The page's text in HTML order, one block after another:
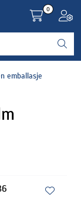
0
emballasje